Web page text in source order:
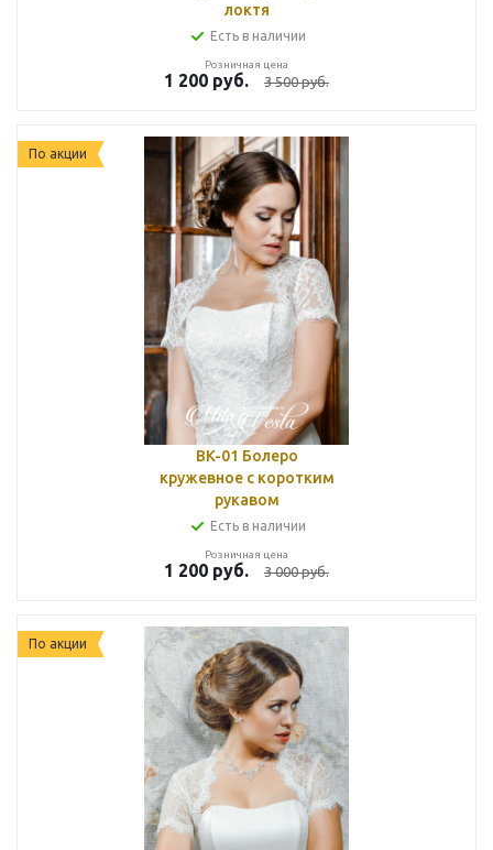
локтя
Есть в наличии
Розничная цена
1 200 руб. 3 500руб.
По акции
BK-01 Болеро
кружевное с коротким
рукавом
Есть в наличии
Розничная цена
1 200 руб. 3 000руб.
По акции